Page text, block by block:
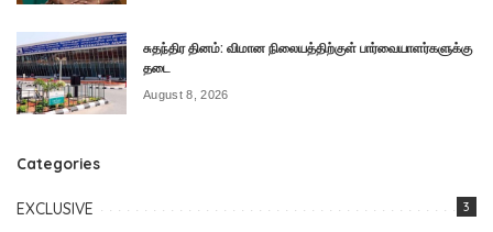
சுதந்திர தினம்: விமான நிலையத்திற்குள் பார்வையாளர்களுக்கு
தடை
August 8, 2026
Categories
EXCLUSIVE 3